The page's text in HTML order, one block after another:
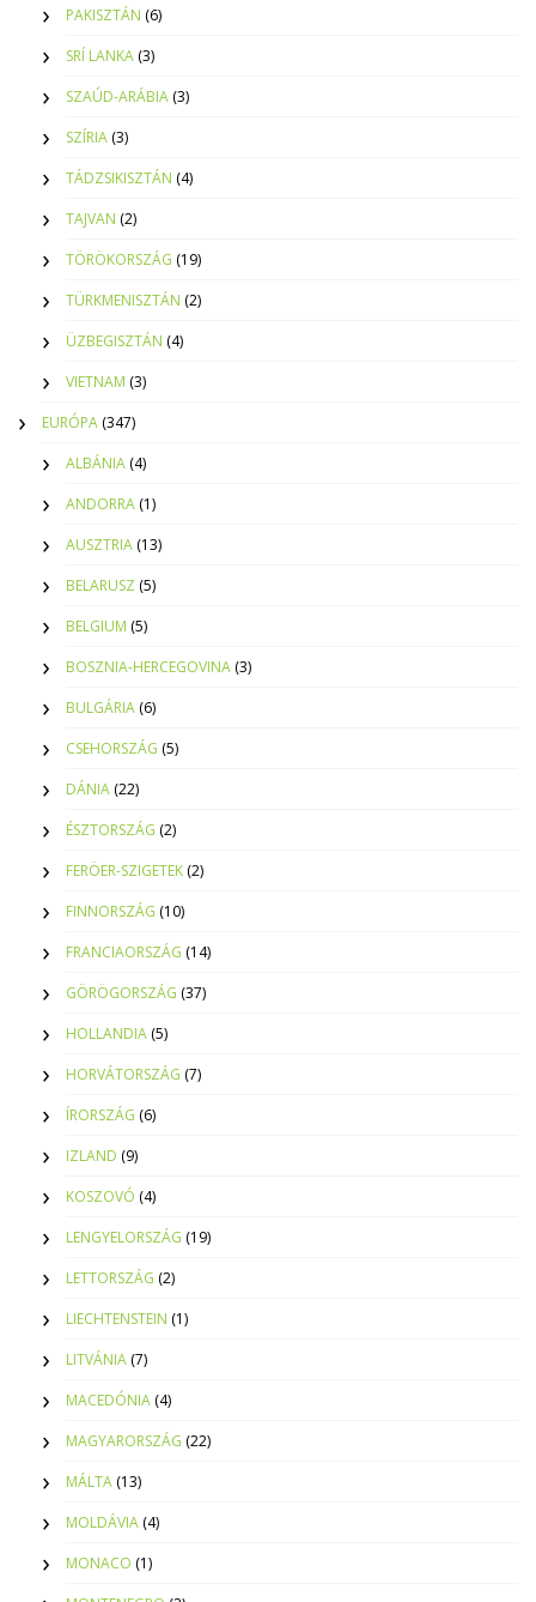
PAKISZTÁN (6)
SRÍ LANKA (3)
SZAÚD-ARÁBIA (3)
SZÍRIA (3)
TÁDZSIKISZTÁN (4)
TAJVAN (2)
TÖRÖKORSZÁG (19)
TÜRKMENISZTÁN (2)
ÜZBEGISZTÁN (4)
VIETNAM (3)
EURÓPA (347)
ALBÁNIA (4)
ANDORRA (1)
AUSZTRIA (13)
BELARUSZ (5)
BELGIUM (5)
BOSZNIA-HERCEGOVINA (3)
BULGÁRIA (6)
CSEHORSZÁG (5)
DÁNIA (22)
ÉSZTORSZÁG (2)
FERÖER-SZIGETEK (2)
FINNORSZÁG (10)
FRANCIAORSZÁG (14)
GÖRÖGORSZÁG (37)
HOLLANDIA (5)
HORVÁTORSZÁG (7)
ÍRORSZÁG (6)
IZLAND (9)
KOSZOVÓ (4)
LENGYELORSZÁG (19)
LETTORSZÁG (2)
LIECHTENSTEIN (1)
LITVÁNIA (7)
MACEDÓNIA (4)
MAGYARORSZÁG (22)
MÁLTA (13)
MOLDÁVIA (4)
MONACO (1)